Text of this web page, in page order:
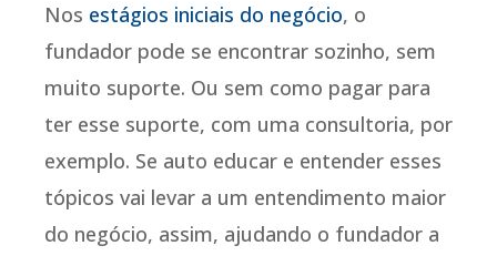
Nos estágios iniciais do negócio, o
fundador pode se encontrar sozinho, sem
muito suporte. Ou sem como pagar para
ter esse suporte, com uma consultoria, por
exemplo. Se auto educar e entender esses
tópicos vai levar a um entendimento maior
do negócio, assim, ajudando o fundador a